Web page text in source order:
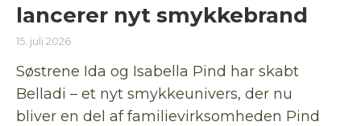
lancerer nyt smykkebrand
15. juli 2026
Søstrene Ida og Isabella Pind har skabt
Belladi – et nyt smykkeunivers, der nu
bliver en del af familievirksomheden Pind